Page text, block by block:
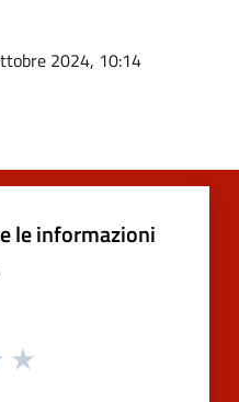
2024, 10:14
le informazioni